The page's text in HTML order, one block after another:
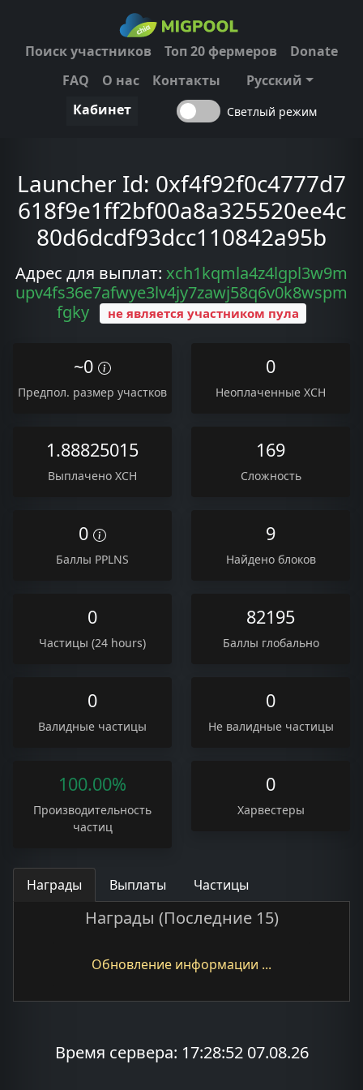
Поиск участников Топ 20 фермеров
Donate
FAQ
О нас Контакты
Русский
Кабинет
Светлый режим
Launcher Id: 0xf4f92f0c4777d7
618f9e1ff2bf00a8a325520ee4c
80d6dcdf93dcc110842a95b
Адрес для выплат: xch1kqmla4z4lgpl3w9m
upv4fs36e7afwye3lv4jy7zawj58q6v0k8wspm
fgky
не является участником пула
~0
Предпол. размер участков
0
Неоплаченные XCH
1.88825015
Выплачено XCH
169
Сложность
0
Баллы PPLNS
9
Найдено блоков
0
Частицы (24 hours)
82195
Баллы глобально
0
Валидные частицы
0
Не валидные частицы
100.00%
Производительность
частиц
0
Харвестеры
Награды Выплаты Частицы
Награды (Последние 15)
Обновление информации ...
Время сервера: 17:28:52 07.08.26